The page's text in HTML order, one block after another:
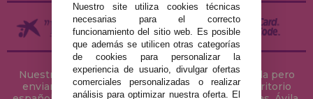
Nuestra tienda de puzzles está ubicada en Sevilla pero
enviamos tus puzzles a cualquier ciudad del territorio
Nuestro site utiliza cookies técnicas
necesarias para el correcto
funcionamiento del sitio web. Es posible
que además se utilicen otras categorías
de cookies para personalizar la
experiencia de usuario, divulgar ofertas
comerciales personalizadas o realizar
análisis para optimizar nuestra oferta. El